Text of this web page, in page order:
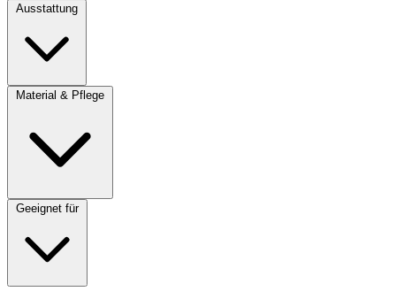
Ausstattung
Material & Pflege
Geeignet für